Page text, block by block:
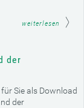
weiterlesen
der
Sie als Download
der